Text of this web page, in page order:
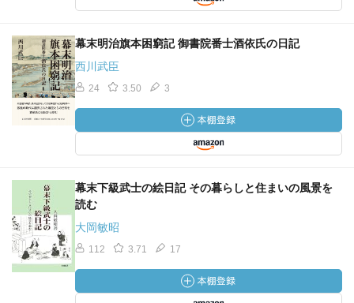
幕末明治旗本困窮記 御書院番士酒依氏の日記
西川武臣
24 3.50 3
幕末下級武士の絵日記 その暮らしと住まいの風景を
読む
大岡敏昭
112 3.71 17